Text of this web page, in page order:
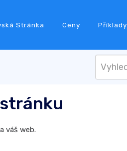
Stránka Ceny Příklady
váš web.